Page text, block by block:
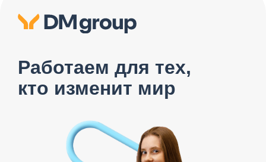
Работаем для тех,
кто изменит мир